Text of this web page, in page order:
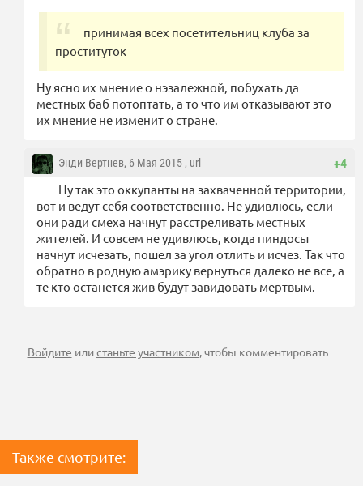
принимая всех посетительниц клуба за
проституток
Ну ясно их мнение о нэзалежной, побухать да
местных баб потоптать, а то что им отказывают это
их мнение не изменит о стране.
+4
Энди Вертнев, 6 Мая 2015 , url
Ну так это оккупанты на захваченной территории,
вот и ведут себя соответственно. Не удивлюсь, если
они ради смеха начнут расстреливать местных
жителей. И совсем не удивлюсь, когда пиндосы
начнут исчезать, пошел за угол отлить и исчез. Так что
обратно в родную амэрику вернуться далеко не все, а
те кто останется жив будут завидовать мертвым.
Войдите илистаньте участником, чтобы комментировать
Также смотрите: